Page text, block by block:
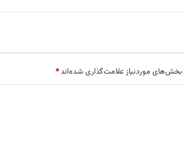
بخش‌های موردنیاز علامت‌گذاری شده‌اند*